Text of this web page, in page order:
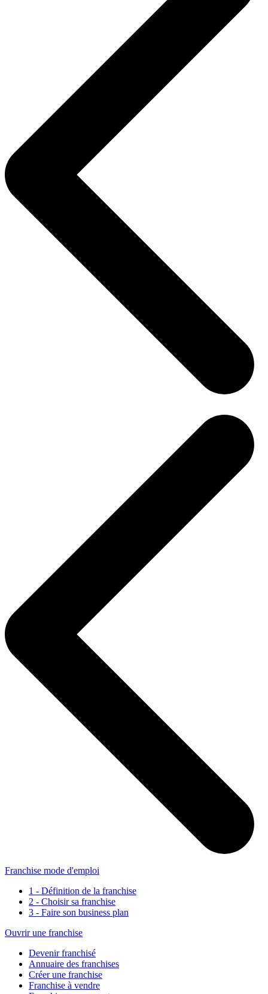
Franchise mode d'emploi
1 - Définition de la franchise
2 - Choisir sa franchise
3 - Faire son business plan
Ouvrir une franchise
Devenir franchisé
Annuaire des franchises
Créer une franchise
Franchise à vendre